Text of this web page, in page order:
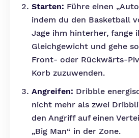
Starten: Führe einen
indem du den Basketball
Jage ihm hinterher, fange
Gleichgewicht und gehe
Front- oder Rückwärts-
Korb zuzuwenden.
Angreifen: Dribble
nicht mehr als zwei
den Angriff auf einen
„Big Man“ in der Zone.